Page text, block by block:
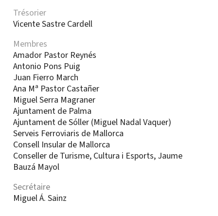
Trésorier
Vicente Sastre Cardell
Membres
Amador Pastor Reynés
Antonio Pons Puig
Juan Fierro March
Ana Mª Pastor Castañer
Miguel Serra Magraner
Ajuntament de Palma
Ajuntament de Sóller (Miguel Nadal Vaquer)
Serveis Ferroviaris de Mallorca
Consell Insular de Mallorca
Conseller de Turisme, Cultura i Esports, Jaume
Bauzá Mayol
Secrétaire
Miguel Á. Sainz